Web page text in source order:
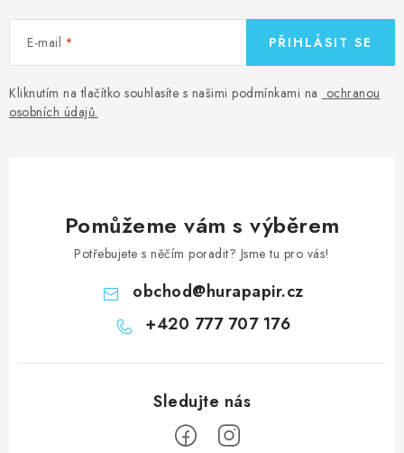
E-mail
Kliknutím na tlačítko souhlasíte s našimi podmínkami na ochranou
osobních údajů.
PŘIHLÁSIT SE
Pomůžeme vám s výběrem
Potřebujete s něčím poradit? Jsme tu pro vás!
obchod@hurapapir.cz
+420 777 707 176